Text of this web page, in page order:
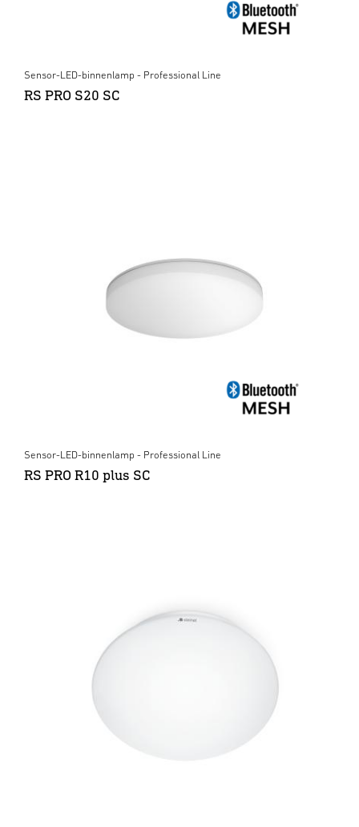
Sensor-LED-binnenlamp - Professional Line
RS PRO S20 SC
Sensor-LED-binnenlamp - Professional Line
RS PRO R10 plus SC